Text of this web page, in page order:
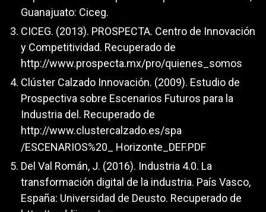
Guanajuato: Ciceg.
CICEG. (2013). PROSPECTA. Centro de Innovación
y Competitividad. Recuperado de
http://www.prospecta.mx/pro/quienes_somos
Clúster Calzado Innovación. (2009). Estudio de
Prospectiva sobre Escenarios Futuros para la
Industria del. Recuperado de
http://www.clustercalzado.es/spa
/ESCENARIOS%20_ Horizonte_DEF.PDF
Del Val Román, J. (2016). Industria 4.0. La
transformación digital de la industria. País Vasco,
España: Universidad de Deusto. Recuperado de